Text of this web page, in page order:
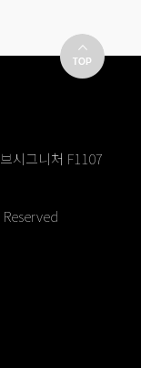
시그니처 F1107